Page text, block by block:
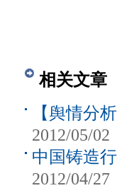
相关文章
【舆情分
2012/05/02
中国铸造
2012/04/27